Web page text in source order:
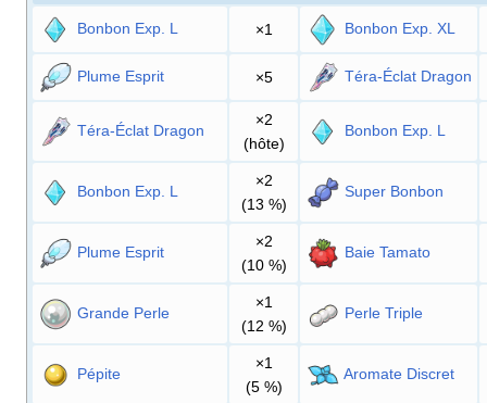
Bonbon Exp. L ×1 Bonbon Exp. XL
Plume Esprit ×5 Téra-Éclat Dragon
Téra-Éclat Dragon
×2
(hôte)
Bonbon Exp. L
Bonbon Exp. L
×2
(13 %)
Super Bonbon
Plume Esprit
×2
(10 %)
Baie Tamato
Grande Perle
×1
(12 %)
Perle Triple
Pépite
×1
(5 %)
Aromate Discret